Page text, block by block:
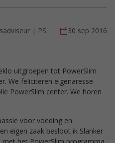
| PS.
30 sep 2016
uitgroepen tot PowerSlim
We feliciteren eigenaresse
PowerSlim center. We horen
voor voeding en
eigen zaak besloot ik Slanker